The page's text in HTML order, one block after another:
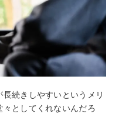
続きしやすいというメリ
としてくれないんだろ